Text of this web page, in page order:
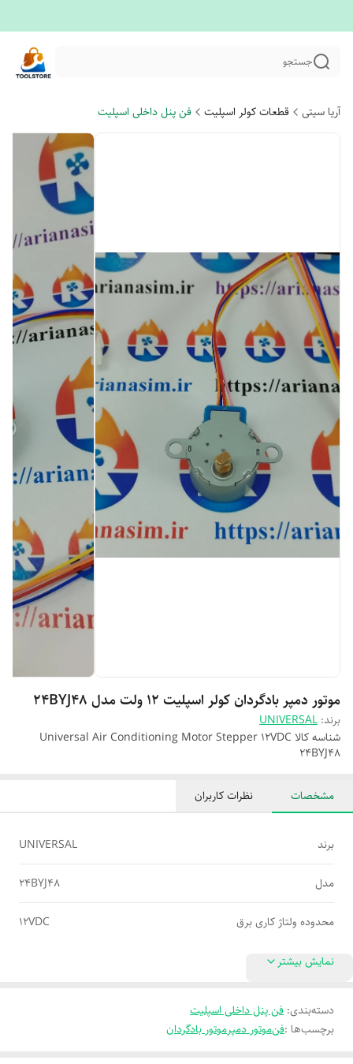
جستجو
آریا سیتی قطعات کولر اسپلیت فن پنل داخلی اسپلیت
موتور دمپر بادگردان کولر اسپلیت 12 ولت مدل 24BYJ48
برند: UNIVERSAL
شناسه کالا Universal Air Conditioning Motor Stepper 12VDC
24BYJ48
مشخصات نظرات کاربران
برند UNIVERSAL
مدل 24BYJ48
محدوده ولتاژ کاری برق 12VDC
نمایش بیشتر
دسته‌بندی: فن پنل داخلی اسپلیت
برچسب‌ها :فنموتور دمپرموتور بادگردان